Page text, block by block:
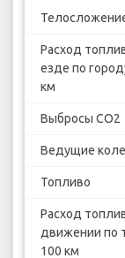
Расход
езде по
км
Выбросы CO2
Ведущие
Топливо
Расход
движении по
100 км